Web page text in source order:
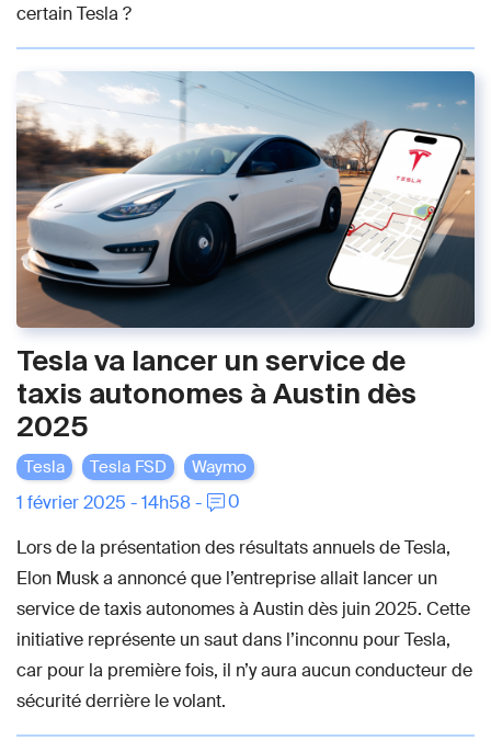
certain Tesla ?
Tesla va lancer un service de
taxis autonomes à Austin dès
2025
Tesla Tesla FSD Waymo
1 février 2025 - 14h58 -
0
Lors de la présentation des résultats annuels de Tesla,
Elon Musk a annoncé que l’entreprise allait lancer un
service de taxis autonomes à Austin dès juin 2025. Cette
initiative représente un saut dans l’inconnu pour Tesla,
car pour la première fois, il n’y aura aucun conducteur de
sécurité derrière le volant.